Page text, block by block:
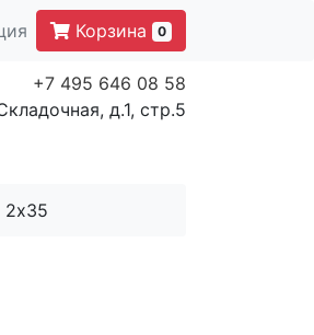
Корзина 0
+7 495 646 08 58
д.1, стр.5